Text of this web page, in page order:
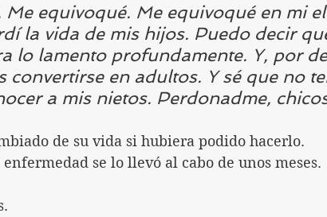
equivoqué. Me equivoqué en mi
la vida de mis hijos. Puedo decir
lo lamento profundamente. Y, por
convertirse en adultos. Y sé que no
a mis nietos. Perdonadme,
de su vida si hubiera podido hacerlo.
se lo llevó al cabo de unos meses.